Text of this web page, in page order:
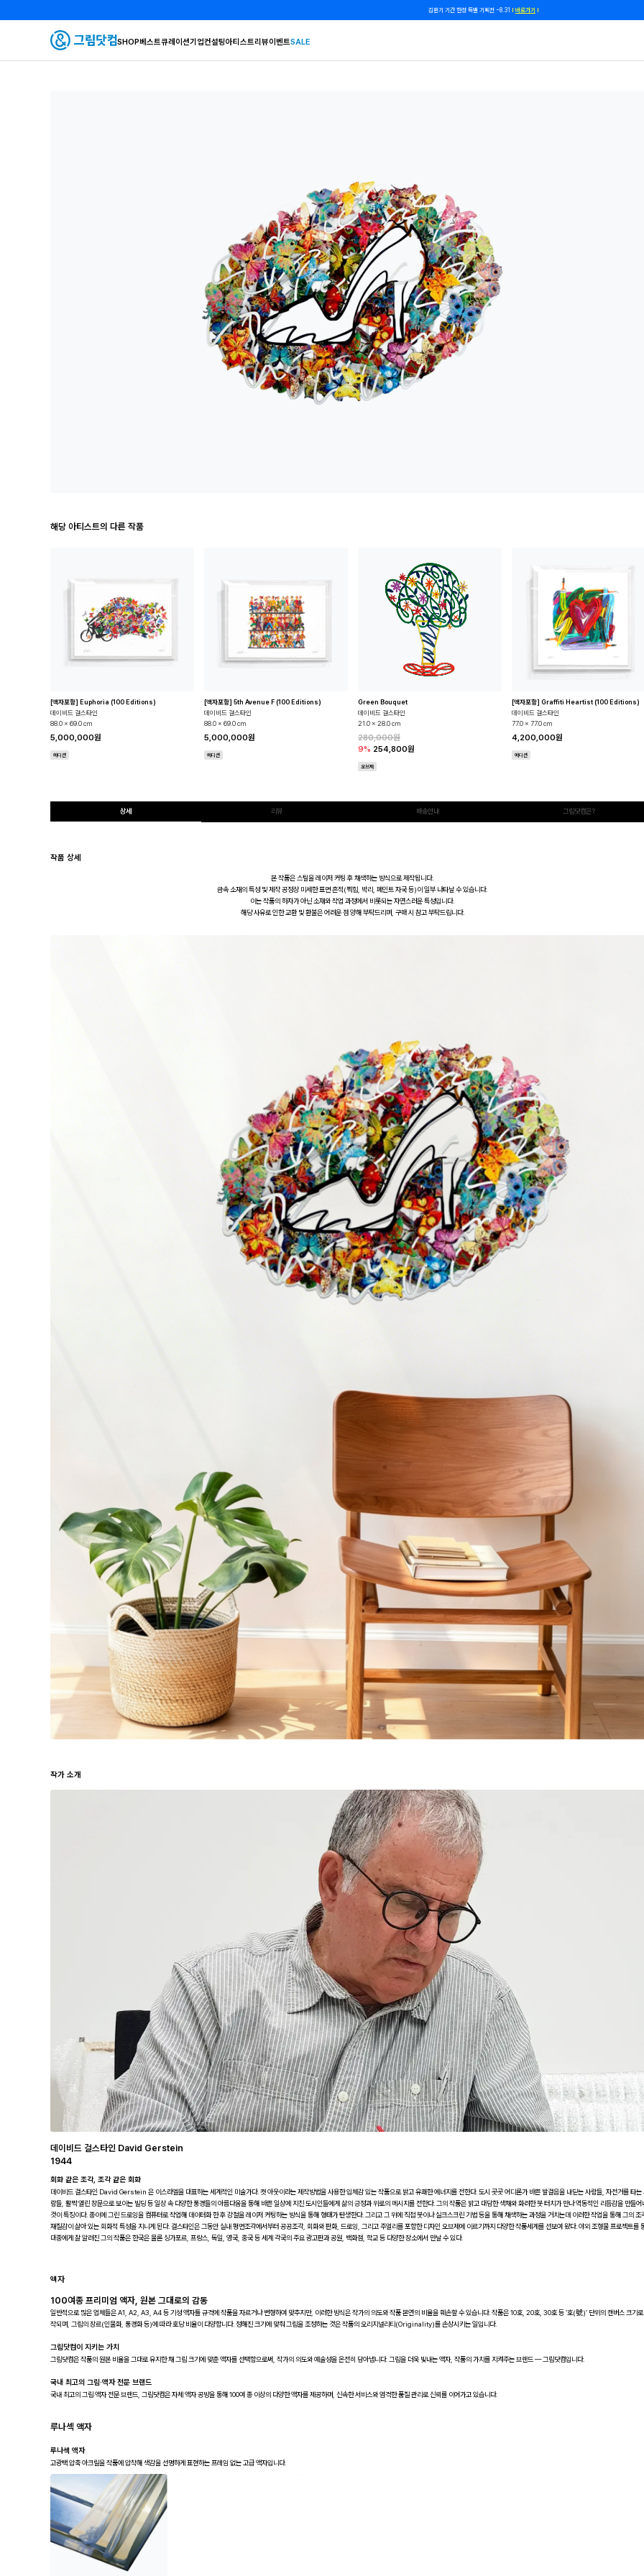
쿠폰 줄게, 친구 하자! 카카오톡 친구 추가하고 할인 쿠폰 받자!
SHOP베스트큐레이션기업컨설팅아티스트리뷰이벤트SALE
해당 아티스트의 다른 작품
[액자포함] Euphoria (100 Editions)
데이비드 걸스타인
88.0 x 69.0 cm
5,000,000원
에디션
[액자포함] 5th Avenue F (100 Editions)
데이비드 걸스타인
88.0 x 69.0 cm
5,000,000원
에디션
Green Bouquet
데이비드 걸스타인
21.0 x 28.0 cm
280,000원
9% 254,800원
오브제
[액자포함] Graffiti Heartist (100 Editions)
데이비드 걸스타인
77.0 x 77.0 cm
4,200,000원
에디션
상세 리뷰 배송안내 그림닷컴은?
작품 상세
본 작품은 스틸을 레이저 커팅 후 채색하는 방식으로 제작됩니다.
금속 소재의 특성 및 제작 공정상 미세한 표면 흔적(찍힘, 박리, 페인트 자국 등)이 일부 나타날 수 있습니다.
이는 작품의 하자가 아닌 소재와 작업 과정에서 비롯되는 자연스러운 특성입니다.
해당 사유로 인한 교환 및 환불은 어려운 점 양해 부탁드리며, 구매 시 참고 부탁드립니다.
작가 소개
데이비드 걸스타인 David Gerstein
1944
회화 같은 조각, 조각 같은 회화
데이비드 걸스타인 David Gerstein 은 이스라엘을 대표하는 세계적인 미술가다. 컷 아웃이라는 제작방법을 사용한 입체감 있는 작품으로 밝고 유쾌한 에너지를 전한다. 도시 곳곳 어디론가 바쁜 발걸음을 내딛는 사람들, 자전거를 타는
람들, 활짝 열린 창문으로 보이는 빌딩 등 일상 속 다양한 풍경들의 아름다움을 통해 바쁜 일상에 지친 도시인들에게 삶의 긍정과 위로의 메시지를 전한다. 그의 작품은 밝고 대담한 색채와 화려한 붓 터치가 만나 역동적인 리듬감을 만들어
것이 특징이다. 종이에 그린 드로잉을 컴퓨터로 작업해 데이터화 한 후 강철을 레이저 커팅하는 방식을 통해 형태가 탄생한다. 그리고 그 위에 직접 붓이나 실크스크린 기법 등을 통해 채색하는 과정을 거치는데 이러한 작업을 통해 그의 조
재질감이 살아 있는 회화적 특성을 지니게 된다. 걸스타인은 그동안 실내 평면조각에서부터 공공조각, 회화와 판화, 드로잉, 그리고 주얼리를 포함한 디자인 오브제에 이르기까지 다양한 작품세계를 선보여 왔다. 야외 조형물 프로젝트를
대중에게 잘 알려진 그의 작품은 한국은 물론 싱가포르, 프랑스, 독일, 영국, 중국 등 세계 각국의 주요 광고판과 공원, 백화점, 학교 등 다양한 장소에서 만날 수 있다.
액자
100여종 프리미엄 액자, 원본 그대로의 감동
일반적으로 많은 업체들은 A1, A2, A3, A4 등 기성 액자틀 규격에 작품을 자르거나 변형하여 맞추지만, 이러한 방식은 작가의 의도와 작품 본연의 비율을 훼손할 수 있습니다. 작품은 10호, 20호, 30호 등 ‘호(號)’ 단위의 캔버스 크기
작되며, 그림의 장르(인물화, 풍경화 등)에 따라 호당 비율이 다양합니다. 정해진 크기에 맞춰 그림을 조정하는 것은 작품의 오리지널리티(Originality)를 손상시키는 일입니다.
그림닷컴이 지키는 가치
그림닷컴은 작품의 원본 비율을 그대로 유지한 채 그림 크기에 맞춘 액자를 선택함으로써, 작가의 의도와 예술성을 온전히 담아냅니다. 그림을 더욱 빛내는 액자, 작품의 가치를 지켜주는 브랜드 — 그림닷컴입니다.
국내 최고의 그림·액자 전문 브랜드
국내 최고의 그림·액자 전문 브랜드, 그림닷컴은 자체 액자 공방을 통해 100여 종 이상의 다양한 액자를 제공하며, 신속한 서비스와 엄격한 품질 관리로 신뢰를 이어가고 있습니다.
루나섹 액자
루나섹 액자
고광택 압축 아크릴을 작품에 압착해 색감을 선명하게 표현하는 프레임 없는 고급 액자입니다.